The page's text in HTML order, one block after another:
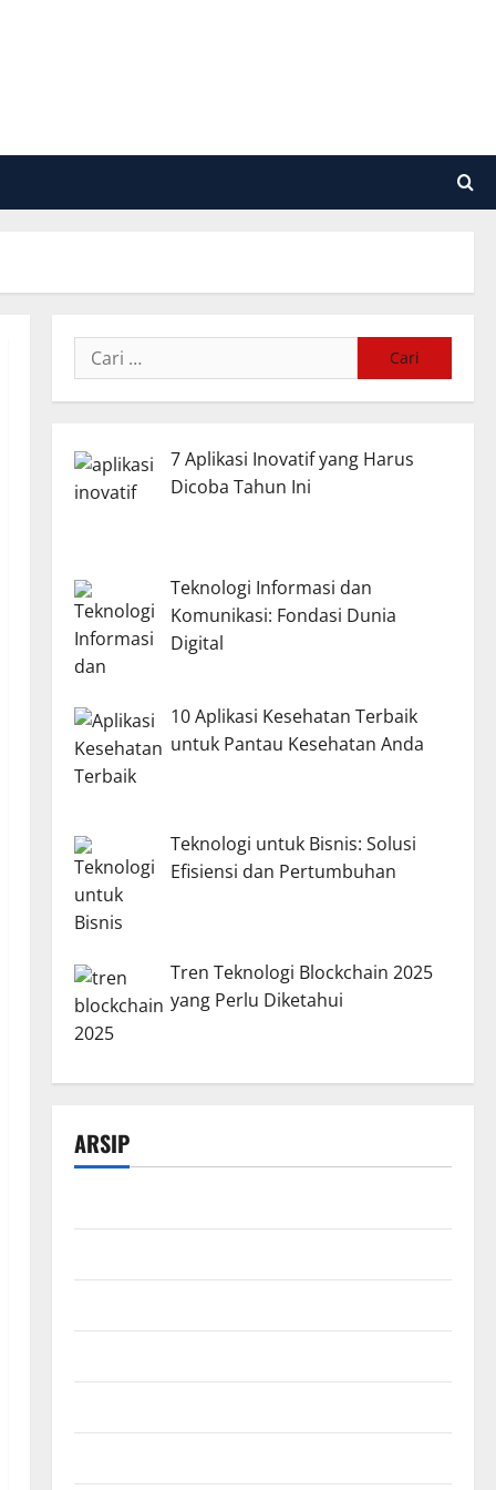
Cari
untuk:
7 Aplikasi Inovatif yang Harus
Dicoba Tahun Ini
Teknologi Informasi dan
Komunikasi: Fondasi Dunia
Digital
10 Aplikasi Kesehatan Terbaik
untuk Pantau Kesehatan Anda
Teknologi untuk Bisnis: Solusi
Efisiensi dan Pertumbuhan
Tren Teknologi Blockchain 2025
yang Perlu Diketahui
ARSIP